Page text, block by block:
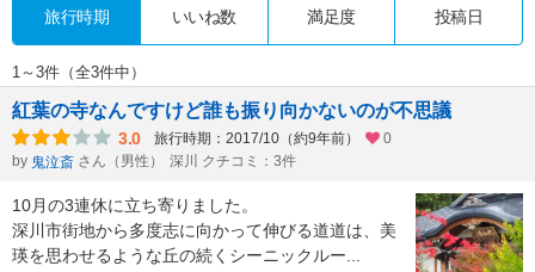
旅行時期 いいね数 満足度 投稿日
1～3件（全3件中）
紅葉の寺なんですけど誰も振り向かないのが不思議
3.0 旅行時期：2017/10（約9年前）
0
by 鬼泣斎 さん（男性） 深川 クチコミ：3件
10月の3連休に立ち寄りました。
深川市街地から多度志に向かって伸びる道道は、美
瑛を思わせるような丘の続くシーニックルー...